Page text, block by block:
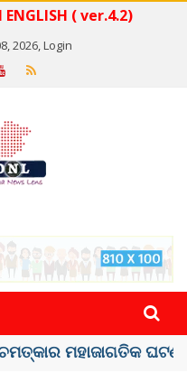
ENGLISH ( ver.4.2)
2026,Login
ଫିଭର୍’ ଆତଙ୍କ, ୫୮ ମୃତ